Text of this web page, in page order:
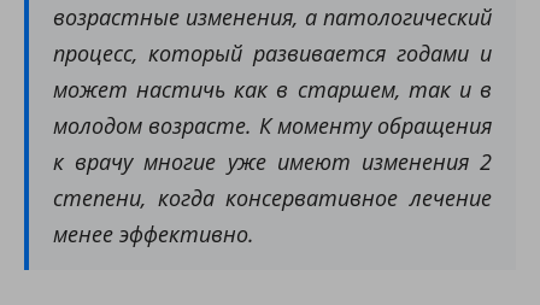
возрастные изменения, а патологический
процесс, который развивается годами и
может настичь как в старшем, так и в
молодом возрасте. К моменту обращения
к врачу многие уже имеют изменения 2
степени, когда консервативное лечение
менее эффективно.